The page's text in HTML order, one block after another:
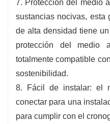
7. Protección del medio
sustancias nocivas, esta
de alta densidad tiene
protección del medio
totalmente compatible
sostenibilidad.
8. Fácil de instalar: el
conectar para una
para cumplir con el